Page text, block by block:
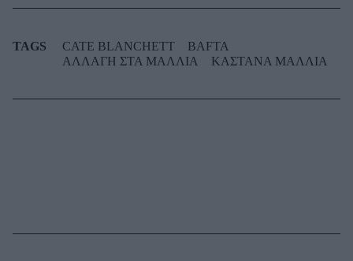
TAGS CATE BLANCHETT
BAFTA
ΑΛΛΑΓΗ ΣΤΑ ΜΑΛΛΙΑ
ΚΑΣΤΑΝΑ ΜΑΛΛΙΑ